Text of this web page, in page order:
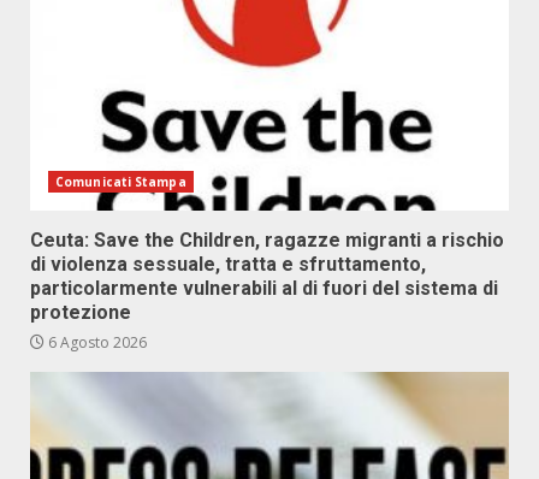
Comunicati Stampa
Ceuta: Save the Children, ragazze migranti a rischio
di violenza sessuale, tratta e sfruttamento,
particolarmente vulnerabili al di fuori del sistema di
protezione
6 Agosto 2026